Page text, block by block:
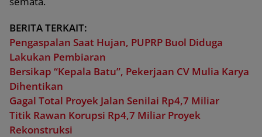
BERITA TERKAIT:
Pengaspalan Saat Hujan, PUPRP Buol Diduga
Lakukan Pembiaran
Bersikap “Kepala Batu”, Pekerjaan CV Mulia Karya
Dihentikan
Gagal Total Proyek Jalan Senilai Rp4,7 Miliar
Titik Rawan Korupsi Rp4,7 Miliar Proyek
Rekonstruksi